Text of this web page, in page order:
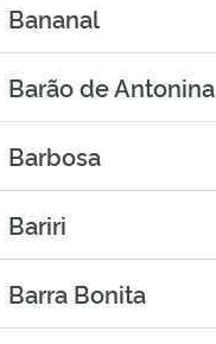
Bananal
Barão de Antonina
Barbosa
Bariri
Barra Bonita